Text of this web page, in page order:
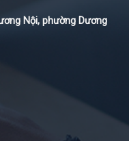
Nội, phường Dương